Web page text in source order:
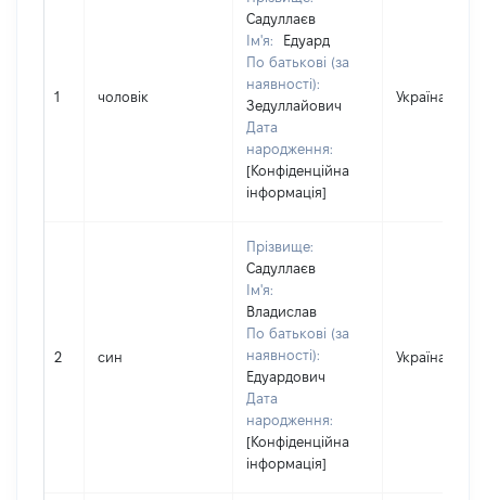
1 чоловік
Садуллаєв
Ім'я:
Едуард
По батькові (за
наявності):
Зедуллайович
Дата
народження:
[Конфіденційна
інформація]
Україна
2 син
Прізвище:
Садуллаєв
Ім'я:
Владислав
По батькові (за
наявності):
Едуардович
Дата
народження:
[Конфіденційна
інформація]
Україна